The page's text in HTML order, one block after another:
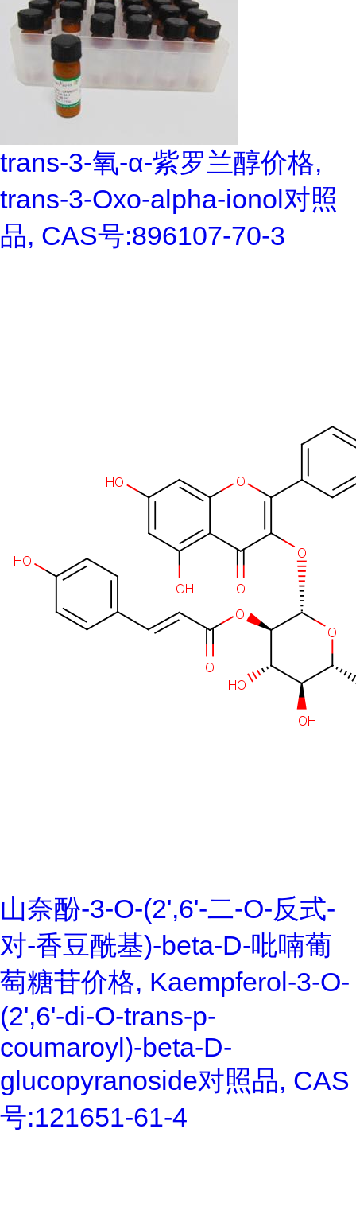
trans-3-氧-α-紫罗兰醇价格,
trans-3-Oxo-alpha-ionol对照
品, CAS号:896107-70-3
山奈酚-3-O-(2',6'-二-O-反式-
对-香豆酰基)-beta-D-吡喃葡
萄糖苷价格, Kaempferol-3-O-
(2',6'-di-O-trans-p-
coumaroyl)-beta-D-
glucopyranoside对照品, CAS
号:121651-61-4